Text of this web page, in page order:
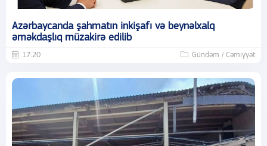
Azərbaycanda şahmatın inkişafı və beynəlxalq
əməkdaşlıq müzakirə edilib
17:20 Gündəm / Cəmiyyət